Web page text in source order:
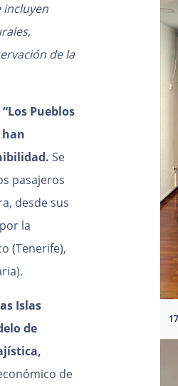
incluyen
de la
Pueblos
han
Se
pasajeros
desde sus
la
(Tenerife),
Islas
de
de